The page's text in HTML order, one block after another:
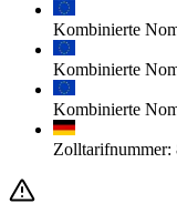
Kombinierte
Kombinierte
Kombinierte
Zolltarifnummer: